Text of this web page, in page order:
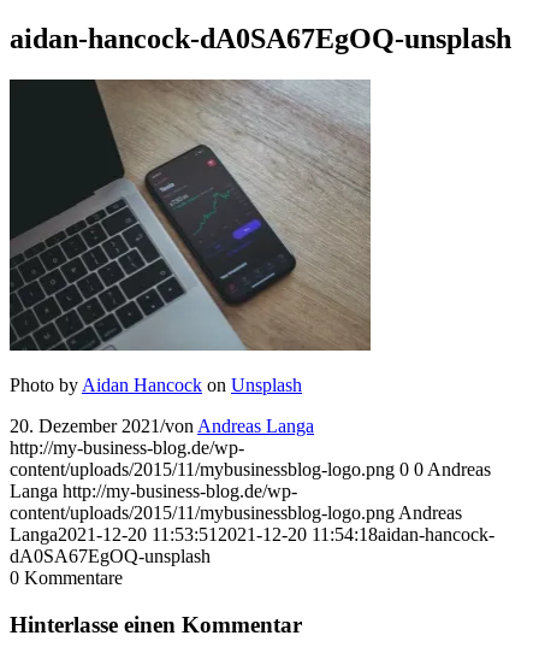
aidan-hancock-dA0SA67EgOQ-unsplash
Photo by Aidan Hancock on Unsplash
20. Dezember 2021/von Andreas Langa
http://my-business-blog.de/wp-
content/uploads/2015/11/mybusinessblog-logo.png 0 0 Andreas
Langa http://my-business-blog.de/wp-
content/uploads/2015/11/mybusinessblog-logo.png Andreas
Langa2021-12-20 11:53:51 2021-12-20 11:54:18aidan-hancock-
dA0SA67EgOQ-unsplash
0 Kommentare
Hinterlasse einen Kommentar